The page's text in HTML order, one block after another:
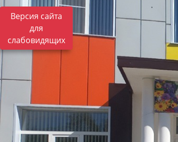
Версия сайта
для
слабовидящих